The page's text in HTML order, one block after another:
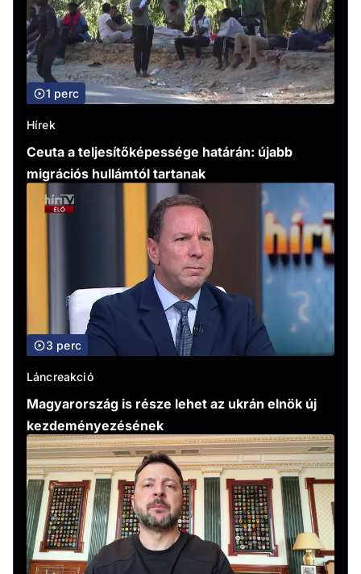
1 perc
Hírek
Ceuta a teljesítőképessége határán: újabb
migrációs hullámtól tartanak
3 perc
Láncreakció
Magyarország is része lehet az ukrán elnök új
kezdeményezésének